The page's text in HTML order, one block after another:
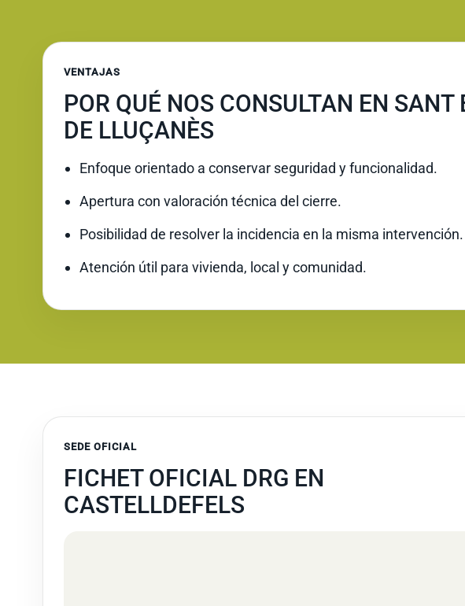
VENTAJAS
POR QUÉ NOS CONSULTAN EN SANT
DE LLUÇANÈS
Enfoque orientado a conservar seguridad y funcionalidad.
Apertura con valoración técnica del cierre.
Posibilidad de resolver la incidencia en la misma intervención.
Atención útil para vivienda, local y comunidad.
SEDE OFICIAL
FICHET OFICIAL DRG EN
CASTELLDEFELS